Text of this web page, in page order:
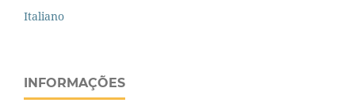
Italiano
INFORMAÇÕES